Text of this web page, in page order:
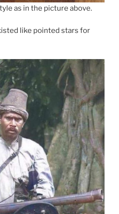
as in the picture above.
like pointed stars for